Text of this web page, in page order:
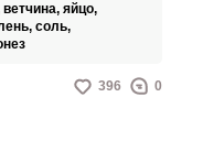
подойдет для
меню.
ветчина, яйцо,
соль,
396 0